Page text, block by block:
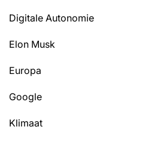
Digitale Autonomie
Elon Musk
Europa
Google
Klimaat